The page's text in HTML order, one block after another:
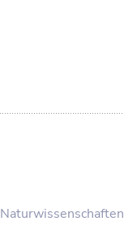
Naturwissenschaften